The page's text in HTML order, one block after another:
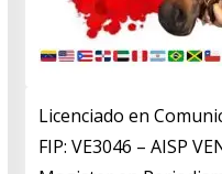
Licenciado en
FIP: VE3046 – AISP